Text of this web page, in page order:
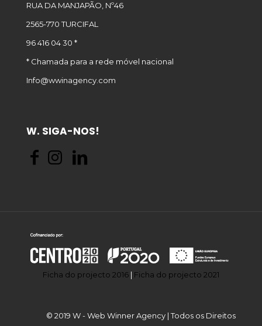
RUA DA MANJAPÃO, Nº46
2565-770 TURCIFAL
96 416 04 30 *
* Chamada para a rede móvel nacional
Info@wwinagency.com
W. SIGA-NOS!
Ficha do projecto 2016 | Ficha do projecto 2021
© 2019 W - Web Winner Agency | Todos os Direitos